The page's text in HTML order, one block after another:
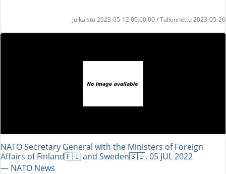
Julkaistu 2023-05-12 00:00:00 / Tallennettu 2023-05-26
NATO Secretary General with the Ministers of Foreign
Affairs of Finland🇫🇮 and Sweden🇸🇪, 05 JUL 2022
― NATO News